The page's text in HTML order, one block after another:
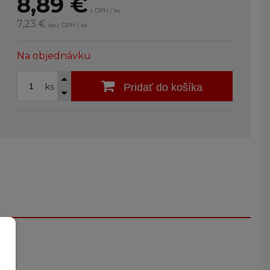
s DPH / ks
7,23 € bez DPH / ks
Na objednávku
ks Pridať do košíka